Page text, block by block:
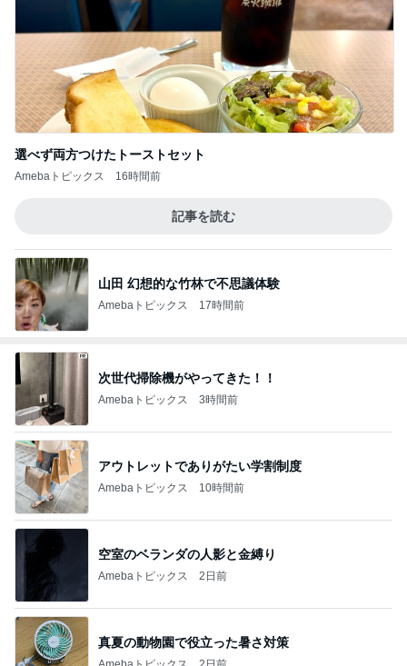
選べず両方つけたトーストセット
Amebaトピックス 16時間前
記事を読む
山田 幻想的な竹林で不思議体験
Amebaトピックス 17時間前
次世代掃除機がやってきた！！
Amebaトピックス 3時間前
アウトレットでありがたい学割制度
Amebaトピックス 10時間前
空室のベランダの人影と金縛り
Amebaトピックス 2日前
真夏の動物園で役立った暑さ対策